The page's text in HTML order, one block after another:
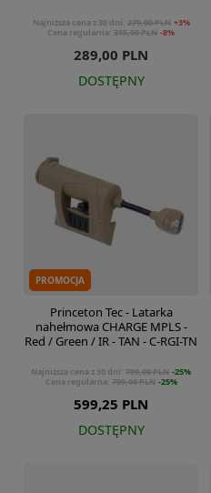
289,00 PLN
Najniższa cena z 30 dni: 279,00 PLN +3%
Cena regularna: 315,00 PLN -8%
DOSTĘPNY
PROMOCJA
Princeton Tec - Latarka
nahełmowa CHARGE MPLS -
Red / Green / IR - TAN - C-RGI-TN
599,25 PLN
Najniższa cena z 30 dni: 799,00 PLN -25%
Cena regularna: 799,00 PLN -25%
DOSTĘPNY